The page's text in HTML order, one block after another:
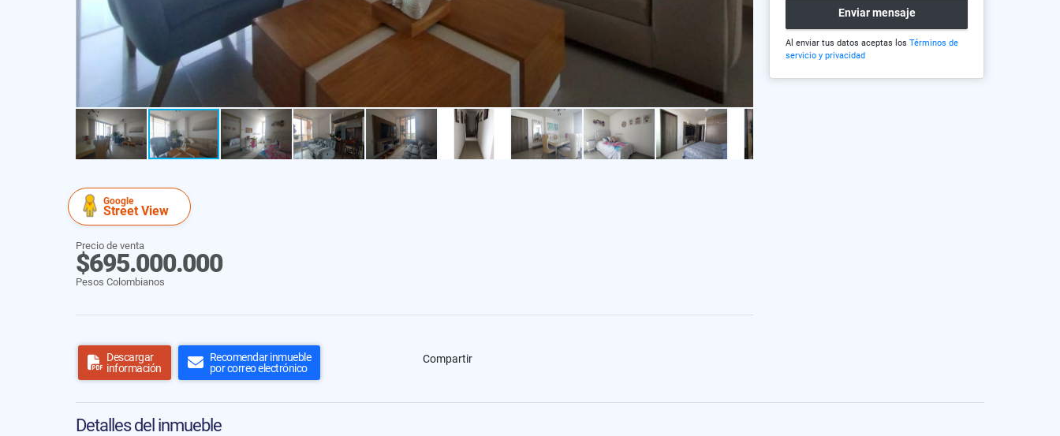
Google
Street View
Precio de venta
$695.000.000
Pesos Colombianos
Descargar
información
Recomendar inmueble
por correo electrónico
Compartir
Enviar mensaje
Al enviar tus datos aceptas los Términos de
servicio y privacidad
Detalles del inmueble